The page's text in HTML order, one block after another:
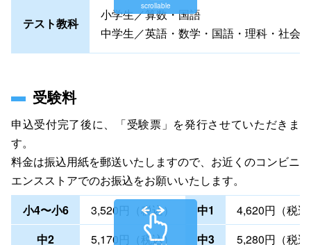
テスト教科
小学生／算数・国語
中学生／英語・数学・国語・理科・社会
scrollable
受験料
申込受付完了後に、「受験票」を発行させていただきま
す。
料金は振込用紙を郵送いたしますので、お近くのコンビニ
エンスストアでのお振込をお願いいたします。
小4〜小6
3,520円（税込） 中1
4,620円（税
中2
5,170円（税込） 中3 5,280円（税